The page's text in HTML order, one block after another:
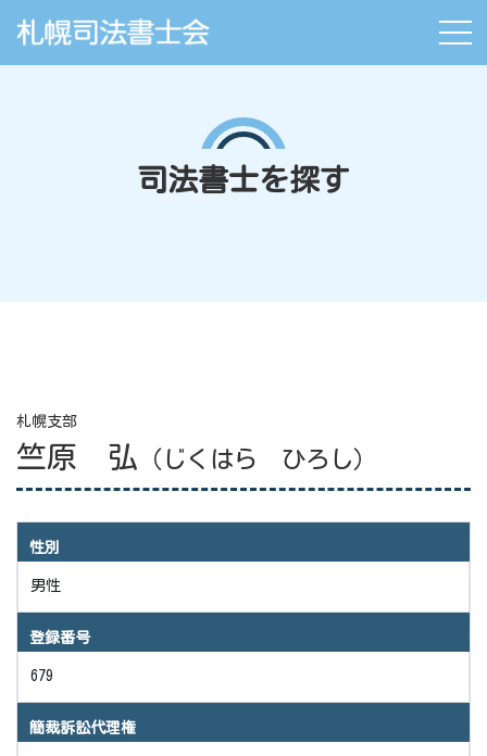
司法書士を探す
札幌支部
竺原 弘 （じくはら ひろし）
性別
男性
登録番号
679
簡裁訴訟代理権